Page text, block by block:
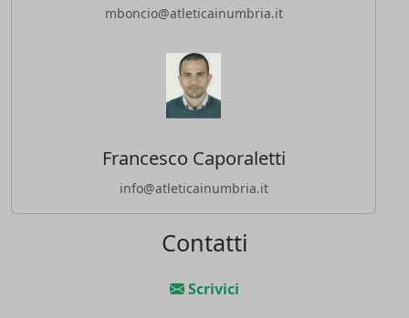
mboncio@atleticainumbria.it
Francesco Caporaletti
info@atleticainumbria.it
Contatti
Scrivici